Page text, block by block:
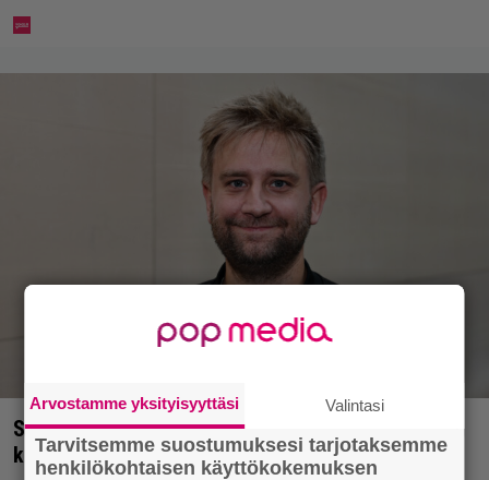
Seiska: Joel Harkimo ja Kastanja Rauhala – Joel
kertoo nyt kaiken
Arvostamme yksityisyyttäsi Valintasi
Tarvitsemme suostumuksesi tarjotaksemme
henkilökohtaisen käyttökokemuksen